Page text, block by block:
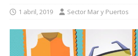
1 abril, 2019 Sector Mar y Puertos